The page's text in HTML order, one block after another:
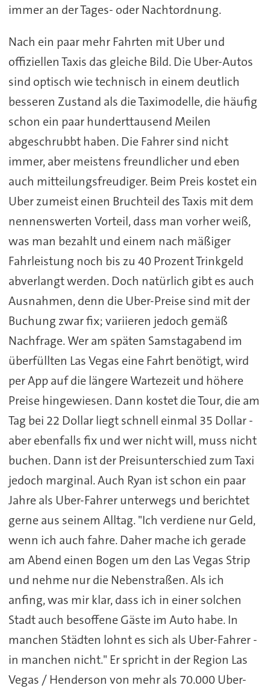
immer an der Tages- oder Nachtordnung.
Nach ein paar mehr Fahrten mit Uber und
offiziellen Taxis das gleiche Bild. Die Uber-Autos
sind optisch wie technisch in einem deutlich
besseren Zustand als die Taximodelle, die häufig
schon ein paar hunderttausend Meilen
abgeschrubbt haben. Die Fahrer sind nicht
immer, aber meistens freundlicher und eben
auch mitteilungsfreudiger. Beim Preis kostet ein
Uber zumeist einen Bruchteil des Taxis mit dem
nennenswerten Vorteil, dass man vorher weiß,
was man bezahlt und einem nach mäßiger
Fahrleistung noch bis zu 40 Prozent Trinkgeld
abverlangt werden. Doch natürlich gibt es auch
Ausnahmen, denn die Uber-Preise sind mit der
Buchung zwar fix; variieren jedoch gemäß
Nachfrage. Wer am späten Samstagabend im
überfüllten Las Vegas eine Fahrt benötigt, wird
per App auf die längere Wartezeit und höhere
Preise hingewiesen. Dann kostet die Tour, die am
Tag bei 22 Dollar liegt schnell einmal 35 Dollar -
aber ebenfalls fix und wer nicht will, muss nicht
buchen. Dann ist der Preisunterschied zum Taxi
jedoch marginal. Auch Ryan ist schon ein paar
Jahre als Uber-Fahrer unterwegs und berichtet
gerne aus seinem Alltag. "Ich verdiene nur Geld,
wenn ich auch fahre. Daher mache ich gerade
am Abend einen Bogen um den Las Vegas Strip
und nehme nur die Nebenstraßen. Als ich
anfing, was mir klar, dass ich in einer solchen
Stadt auch besoffene Gäste im Auto habe. In
manchen Städten lohnt es sich als Uber-Fahrer -
in manchen nicht." Er spricht in der Region Las
Vegas / Henderson von mehr als 70.000 Uber-